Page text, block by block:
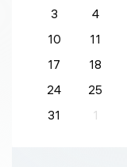
3
4
10
11
17
18
24
25
31
1